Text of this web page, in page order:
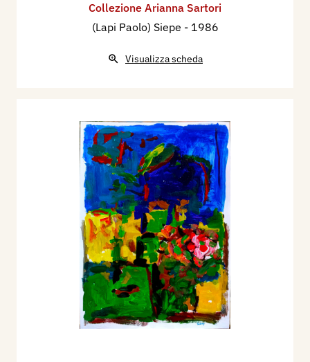
Collezione Arianna Sartori
(Lapi Paolo) Siepe - 1986
Visualizza scheda